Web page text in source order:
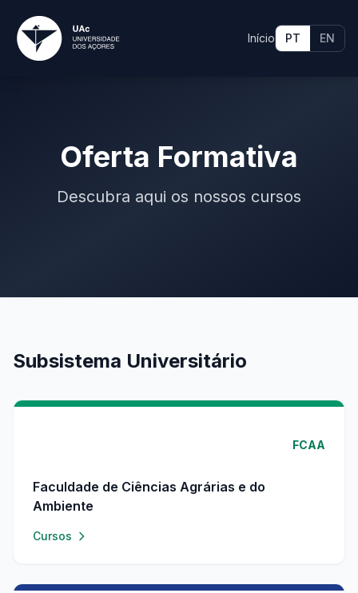
Início PT EN
Oferta Formativa
Descubra aqui os nossos cursos
Subsistema Universitário
FCAA
Faculdade de Ciências Agrárias e do
Ambiente
Cursos